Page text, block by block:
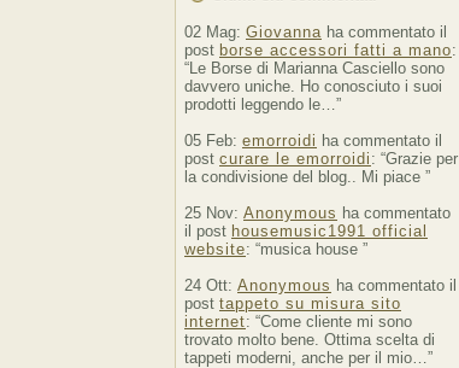
02 Mag: Giovanna ha commentato il
post borse accessori fatti a mano:
“Le Borse di Marianna Casciello sono
davvero uniche. Ho conosciuto i suoi
prodotti leggendo le…”
05 Feb: emorroidi ha commentato il
post curare le emorroidi : “Grazie per
la condivisione del blog.. Mi piace ”
25 Nov: Anonymous ha commentato
il post housemusic1991 official
website: “musica house ”
24 Ott: Anonymous ha commentato il
post tappeto su misura sito
internet: “Come cliente mi sono
trovato molto bene. Ottima scelta di
tappeti moderni, anche per il mio…”